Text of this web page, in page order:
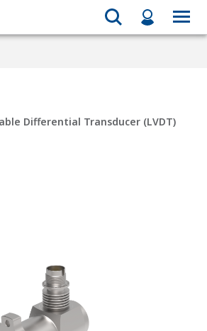
Differential Transducer (LVDT)